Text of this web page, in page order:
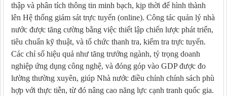
thập và phân tích thông tin minh bạch, kịp thời để hình thành
lên Hệ thống giám sát trực tuyến (online). Công tác quản lý nhà
nước được tăng cường bằng việc thiết lập chiến lược phát triển,
tiêu chuẩn kỹ thuật, và tổ chức thanh tra, kiểm tra trực tuyến.
Các chỉ số hiệu quả như tăng trưởng ngành, tỷ trọng doanh
nghiệp ứng dụng công nghệ, và đóng góp vào GDP được đo
lường thường xuyên, giúp Nhà nước điều chỉnh chính sách phù
hợp với thực tiễn, từ đó nâng cao năng lực cạnh tranh quốc gia.